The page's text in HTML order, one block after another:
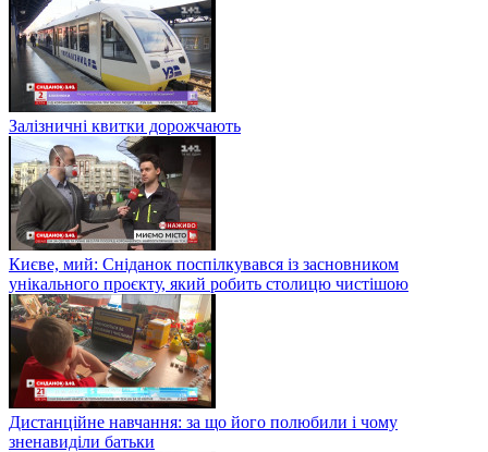
Залізничні квитки дорожчають
Києве, мий: Сніданок поспілкувався із засновником
унікального проєкту, який робить столицю чистішою
Дистанційне навчання: за що його полюбили і чому
зненавиділи батьки